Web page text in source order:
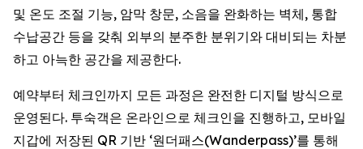
및 온도 조절 기능, 암막 창문, 소음을 완화하는 벽체, 통합
수납공간 등을 갖춰 외부의 분주한 분위기와 대비되는 차분
하고 아늑한 공간을 제공한다.
예약부터 체크인까지 모든 과정은 완전한 디지털 방식으로
운영된다. 투숙객은 온라인으로 체크인을 진행하고, 모바일
지갑에 저장된 QR 기반 ‘원더패스(Wanderpass)’를 통해